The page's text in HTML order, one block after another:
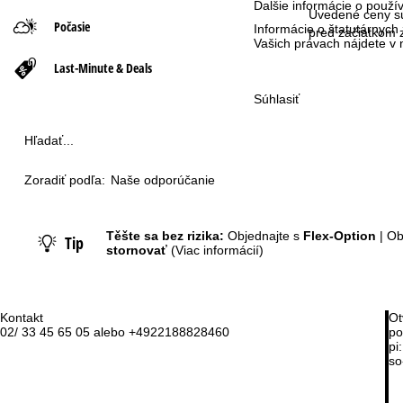
Ďalšie informácie o
Informácie o
Vašich právach nájdete v
Súhlasiť
Kontakt
02/ 33 45 65 05 alebo +4922188828460
pi:
Počasie
Last-Minute & Deals
n
Uvedené ceny
pred začiatkom
Hľadať...
Zoradiť podľa: Naše odporúčanie
Tip Těšte sa bez rizika: Objednajte s Flex-Option |
stornovať (Viac informácií)